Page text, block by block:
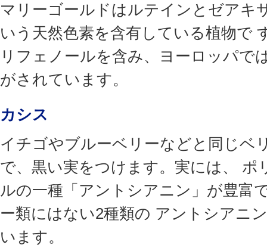
マリーゴールドはルテインとゼアキ
いう天然色素を含有している植物で
リフェノールを含み、ヨーロッパで
がされています。
カシス
イチゴやブルーベリーなどと同じベ
で、黒い実をつけます。実には、 ポ
ルの一種「アントシアニン」が豊富
ー類にはない2種類の アントシアニ
います。